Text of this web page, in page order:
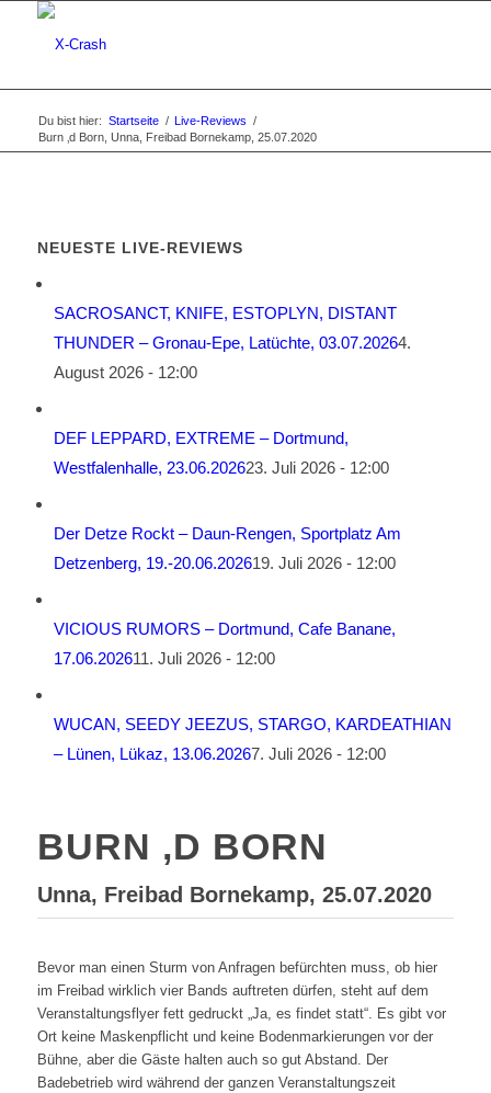
Du bist hier: Startseite / Live-Reviews /
Burn ‚d Born, Unna, Freibad Bornekamp, 25.07.2020
NEUESTE LIVE-REVIEWS
SACROSANCT, KNIFE, ESTOPLYN, DISTANT
THUNDER – Gronau-Epe, Latüchte, 03.07.20264.
August 2026 - 12:00
DEF LEPPARD, EXTREME – Dortmund,
Westfalenhalle, 23.06.202623. Juli 2026 - 12:00
Der Detze Rockt – Daun-Rengen, Sportplatz Am
Detzenberg, 19.-20.06.202619. Juli 2026 - 12:00
VICIOUS RUMORS – Dortmund, Cafe Banane,
17.06.202611. Juli 2026 - 12:00
WUCAN, SEEDY JEEZUS, STARGO, KARDEATHIAN
– Lünen, Lükaz, 13.06.20267. Juli 2026 - 12:00
BURN ‚D BORN
Unna, Freibad Bornekamp, 25.07.2020
Bevor man einen Sturm von Anfragen befürchten muss, ob hier
im Freibad wirklich vier Bands auftreten dürfen, steht auf dem
Veranstaltungsflyer fett gedruckt „Ja, es findet statt“. Es gibt vor
Ort keine Maskenpflicht und keine Bodenmarkierungen vor der
Bühne, aber die Gäste halten auch so gut Abstand. Der
Badebetrieb wird während der ganzen Veranstaltungszeit